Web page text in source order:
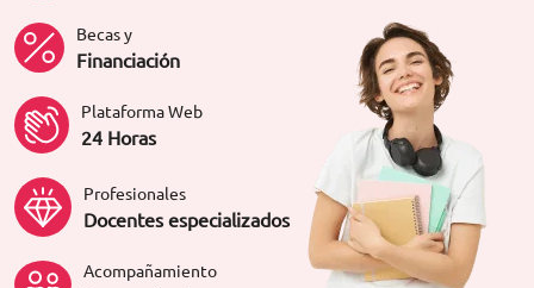
Becas y
Financiación
Plataforma Web
24 Horas
Profesionales
Docentes especializados
Acompañamiento